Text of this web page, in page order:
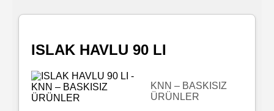
Islak
Mendil
ISLAK HAVLU 90 LI
KNN – BASKISIZ
ÜRÜNLER